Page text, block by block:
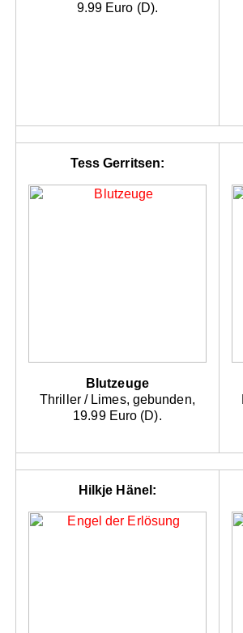
9.99 Euro (D).
Tess Gerritsen:
Blutzeuge
Thriller / Limes, gebunden,
19.99 Euro (D).
Hilkje Hänel: